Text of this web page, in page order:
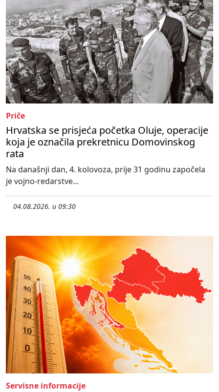
Priče
Hrvatska se prisjeća početka Oluje, operacije
koja je označila prekretnicu Domovinskog
rata
Na današnji dan, 4. kolovoza, prije 31 godinu započela
je vojno-redarstve...
04.08.2026. u 09:30
Servisne informacije